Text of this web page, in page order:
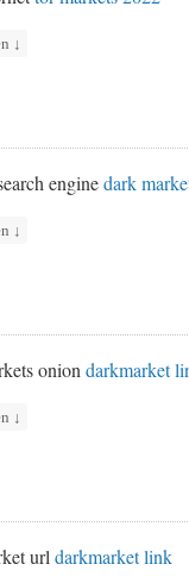
↓
enginedark
↓
oniondarkmarket
↓
urldarkmarket link